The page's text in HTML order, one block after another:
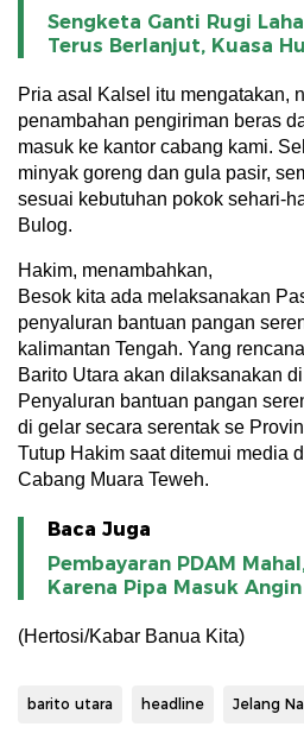
Sengketa Ganti Rugi
Terus Berlanjut, Kuasa
Pria asal Kalsel itu mengatakan,
penambahan pengiriman beras
masuk ke kantor cabang kami.
minyak goreng dan gula pasir,
sesuai kebutuhan pokok sehari-
Bulog.
Hakim, menambahkan,
Besok kita ada melaksanakan
penyaluran bantuan pangan
kalimantan Tengah. Yang
Barito Utara akan dilaksanakan
Penyaluran bantuan pangan
di gelar secara serentak se
Tutup Hakim saat ditemui media
Cabang Muara Teweh.
Baca Juga
Pembayaran PDAM
Karena Pipa Masuk Angin
(Hertosi/Kabar Banua Kita)
barito utara headline Jelang